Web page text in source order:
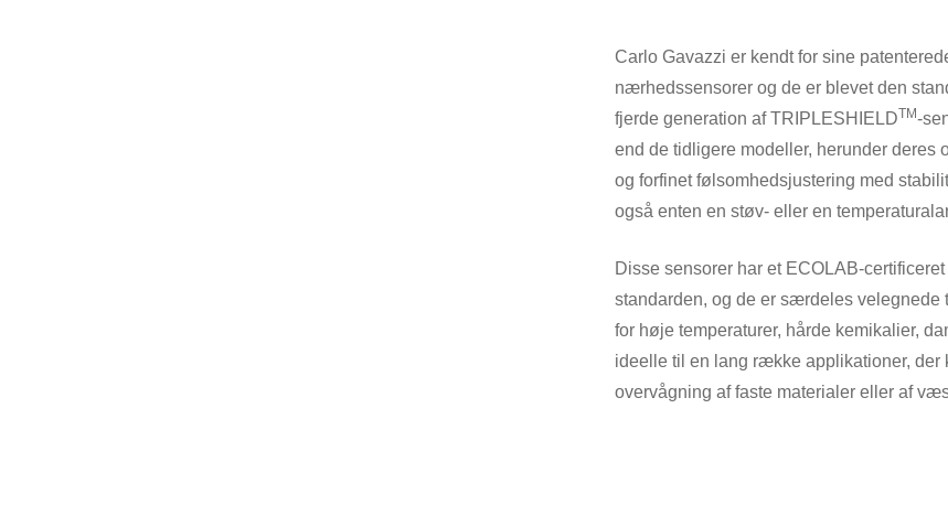
Carlo Gavazzi er kendt for sine
nærhedssensorer og de er blevet den
fjerde generation af TRIPLESHIELDTM-
end de tidligere modeller, herunder deres
og forfinet følsomhedsjustering med
også enten en støv- eller en
Disse sensorer har et ECOLAB-
standarden, og de er særdeles
for høje temperaturer, hårde kemikalier,
ideelle til en lang række applikationer,
overvågning af faste materialer eller af